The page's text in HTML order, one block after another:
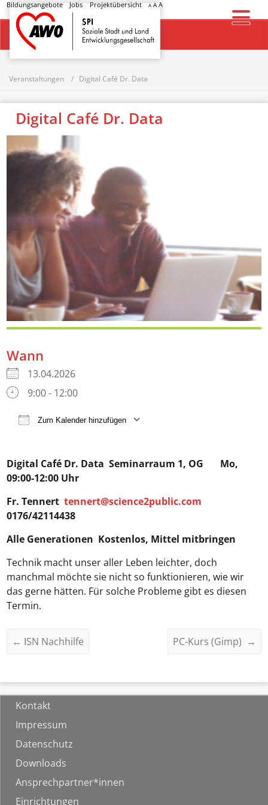
Bildungsangebote Jobs Projektübersicht A AA
Startseite
Veranstaltungen Digital Café Dr. Data
Digital Café Dr. Data
Wann
13.04.2026
9:00 - 12:00
Zum Kalender hinzufügen
Digital Café Dr. Data Seminarraum 1, OG Mo,
09:00-12:00 Uhr
Fr. Tennerttennert@science2public.com
0176/42114438
Alle Generationen Kostenlos, Mittel mitbringen
Technik macht unser aller Leben leichter, doch
manchmal möchte sie nicht so funktionieren, wie wir
das gerne hätten. Für solche Probleme gibt es diesen
Termin.
← ISN Nachhilfe PC-Kurs (Gimp) →
Kontakt
Impressum
Datenschutz
Downloads
Ansprechpartner*innen
Einrichtungen